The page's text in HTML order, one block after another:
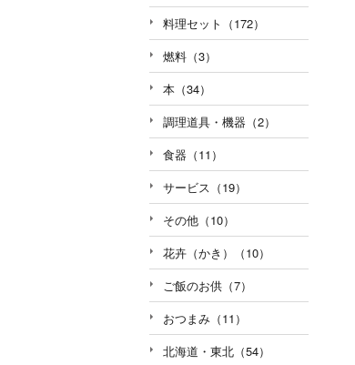
料理セット（172）
燃料（3）
本（34）
調理道具・機器（2）
食器（11）
サービス（19）
その他（10）
花卉（かき）（10）
ご飯のお供（7）
おつまみ（11）
北海道・東北（54）